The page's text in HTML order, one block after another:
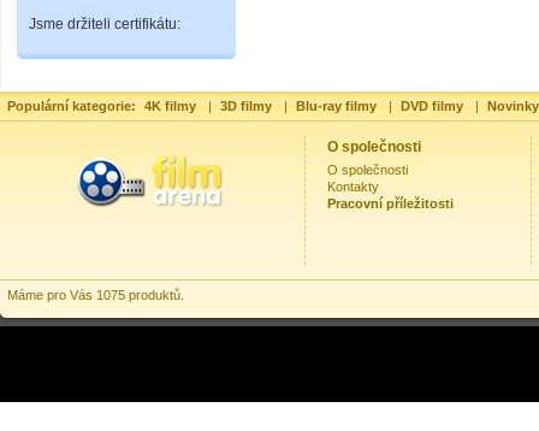
Jsme držiteli certifikátu:
Populární kategorie: 4K filmy | 3D filmy | Blu-ray filmy | DVD filmy |
O společnosti
O společnosti
Kontakty
Pracovní příležitosti
Máme pro Vás 1075 produktů.